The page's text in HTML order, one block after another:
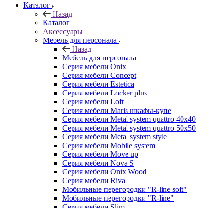
Каталог
Назад
Каталог
Аксессуары
Мебель для персонала
Назад
Мебель для персонала
Серия мебели Onix
Серия мебели Concept
Серия мебели Estetica
Серия мебели Locker plus
Серия мебели Loft
Серия мебели Maris шкафы-купе
Серия мебели Metal system quattro 40x40
Серия мебели Metal system quattro 50x50
Серия мебели Metal system style
Серия мебели Mobile system
Серия мебели Move up
Серия мебели Nova S
Серия мебели Onix Wood
Серия мебели Riva
Мобильные перегородки "R-line soft"
Мобильные перегородки "R-line"